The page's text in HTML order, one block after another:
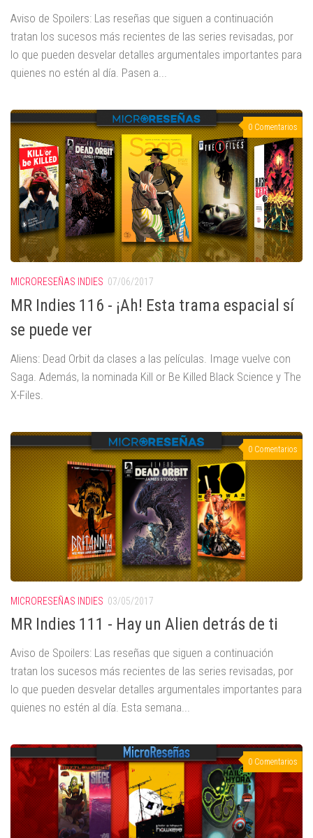
Aviso de Spoilers: Las reseñas que siguen a continuación
tratan los sucesos más recientes de las series revisadas, por
lo que pueden desvelar detalles argumentales importantes para
quienes no estén al día. Pasen a...
0 Comentarios
MICRORESEÑAS INDIES 07/06/2017
MR Indies 116 - ¡Ah! Esta trama espacial sí
se puede ver
Aliens: Dead Orbit da clases a las películas. Image vuelve con
Saga. Además, la nominada Kill or Be Killed Black Science y The
X-Files.
0 Comentarios
MICRORESEÑAS INDIES 03/05/2017
MR Indies 111 - Hay un Alien detrás de ti
Aviso de Spoilers: Las reseñas que siguen a continuación
tratan los sucesos más recientes de las series revisadas, por
lo que pueden desvelar detalles argumentales importantes para
quienes no estén al día. Esta semana...
0 Comentarios